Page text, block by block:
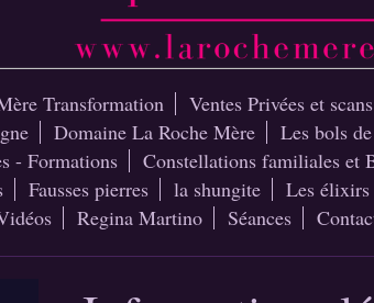
Transformation Ventes Privées et
Domaine La Roche Mère Les bols
- Formations
Constellations familiales et
Fausses pierres la shungite Les
Regina Martino Séances